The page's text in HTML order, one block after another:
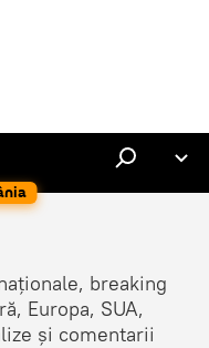
breaking
Europa, SUA,
și comentarii